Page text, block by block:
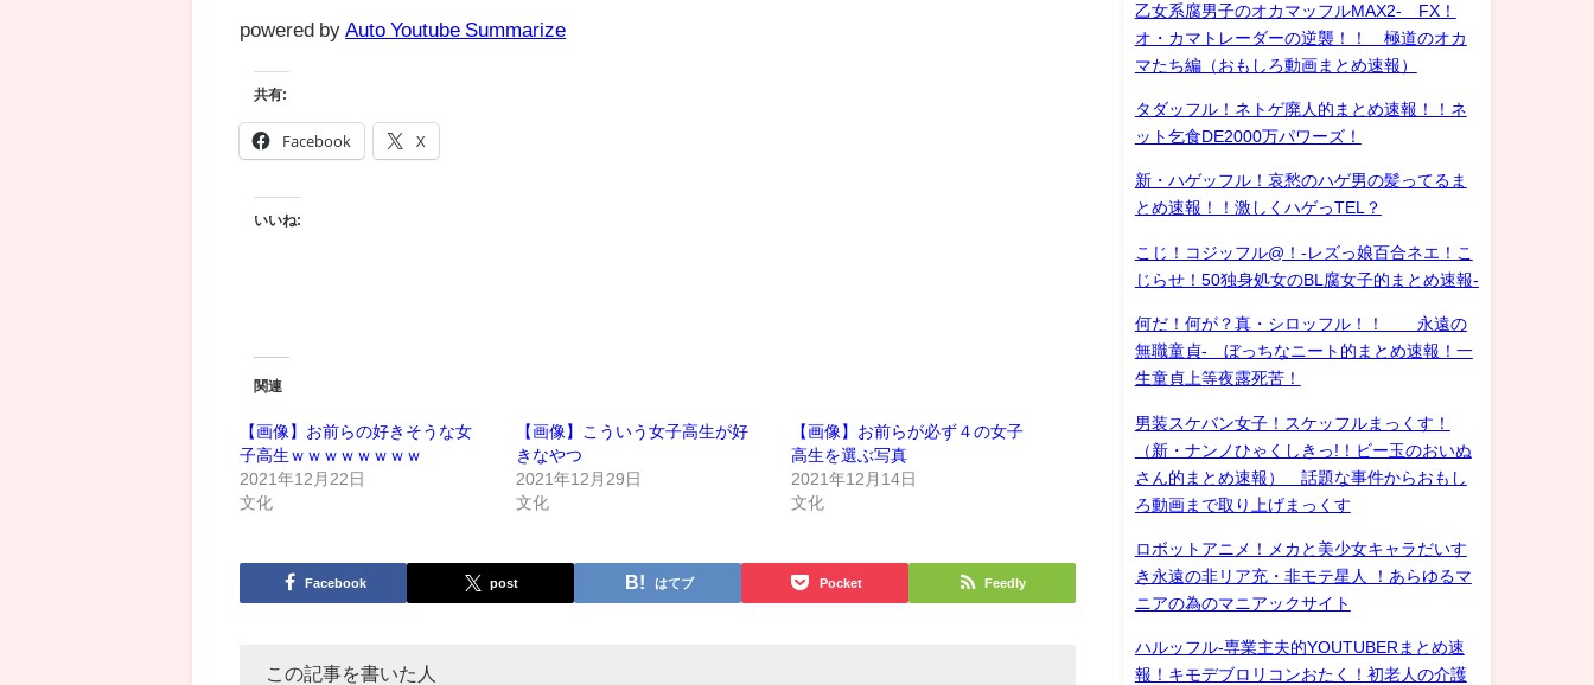
powered by Auto Youtube Summarize
共有:
Facebook X
いいね:
関連
【画像】お前らの好きそうな女
子高生ｗｗｗｗｗｗｗｗ
2021年12月22日
文化
【画像】こういう女子高生が好
きなやつ
2021年12月29日
文化
【画像】お前らが必ず４の女子
高生を選ぶ写真
2021年12月14日
文化
Facebook post はてブ Pocket Feedly
この記事を書いた人
乙女系腐男子のオカマッフルMAX2- FX！
オ・カマトレーダーの逆襲！！ 極道のオカ
マたち編（おもしろ動画まとめ速報）
タダッフル！ネトゲ廃人的まとめ速報！！ネ
ット乞食DE2000万パワーズ！
新・ハゲッフル！哀愁のハゲ男の髪ってるま
とめ速報！！激しくハゲっTEL？
こじ！コジッフル@！-レズっ娘百合ネエ！こ
じらせ！50独身処女のBL腐女子的まとめ速報-
何だ！何が？真・シロッフル！！ 永遠の
無職童貞- ぼっちなニート的まとめ速報！一
生童貞上等夜露死苦！
男装スケバン女子！スケッフルまっくす！
（新・ナンノひゃくしきっ!！ビー玉のおいぬ
さん的まとめ速報） 話題な事件からおもし
ろ動画まで取り上げまっくす
ロボットアニメ！メカと美少女キャラだいす
き永遠の非リア充・非モテ星人 ！あらゆるマ
ニアの為のマニアックサイト
ハルッフル-専業主夫的YOUTUBERまとめ速
報！キモデブロリコンおたく！初老人の介護